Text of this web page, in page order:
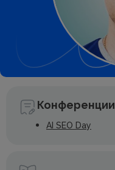
Конференции
AI SEO Day